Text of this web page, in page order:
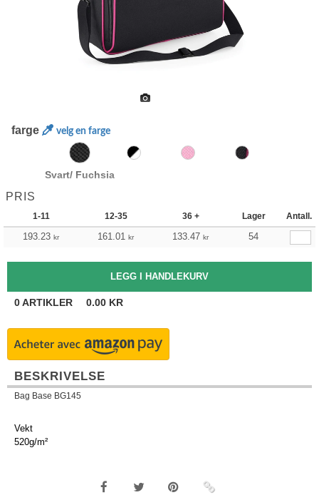
farge velg en farge
Svart/ Fuchsia
PRIS
1-11 12-35 36 + Lager Antall.
193.23 kr 161.01 kr 133.47 kr 54
0ARTIKLER 0.00 KR
BESKRIVELSE
Bag Base BG145
Vekt
520g/m²